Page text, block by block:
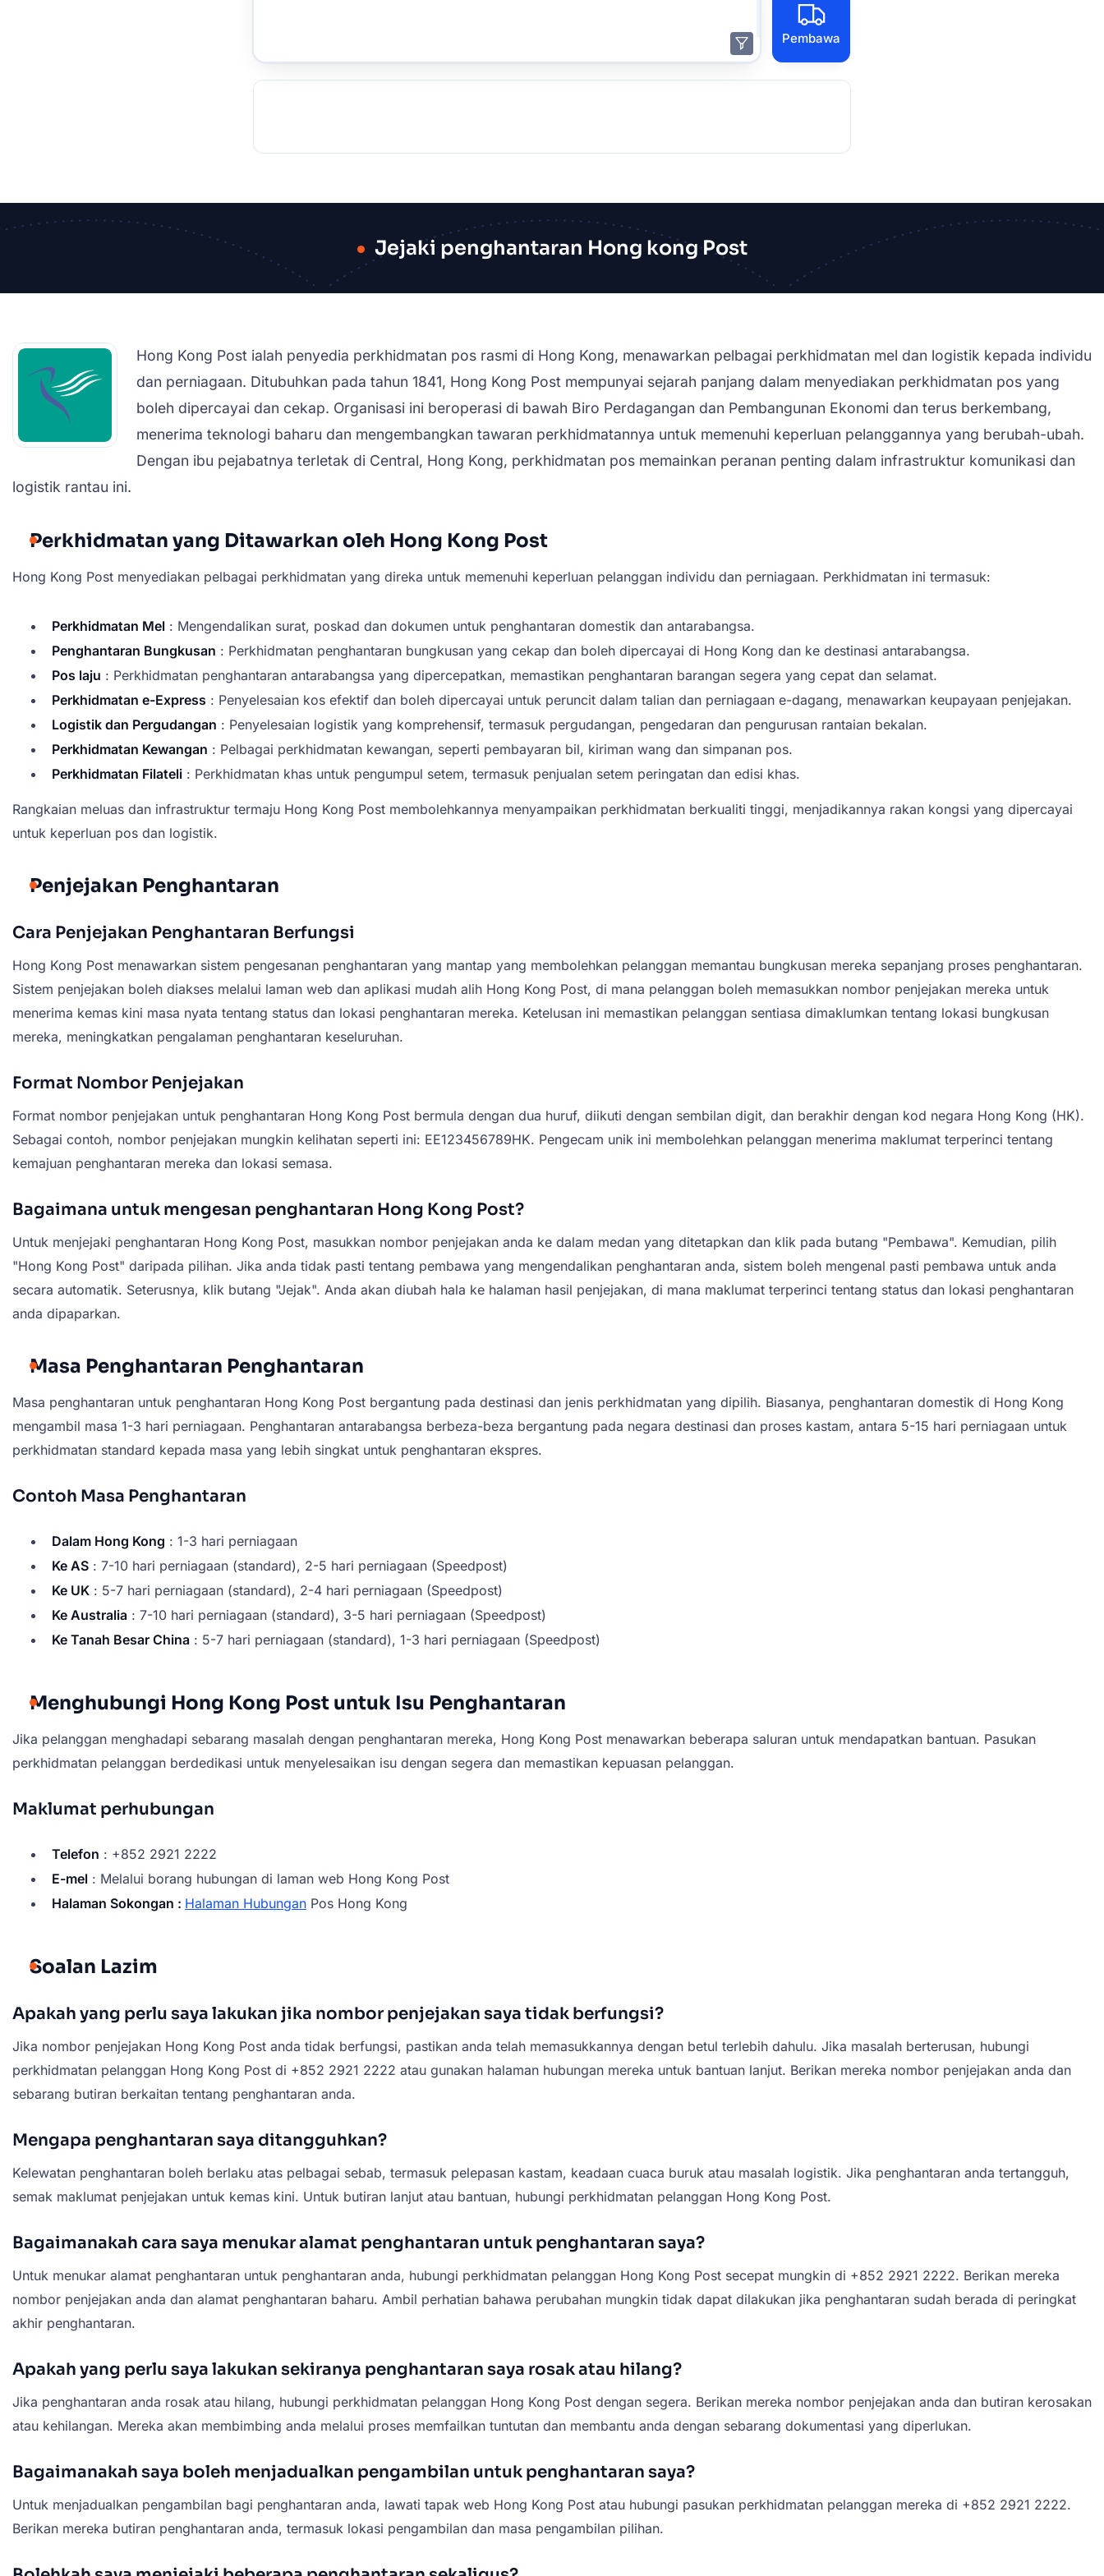
Pembawa
Jejaki penghantaran Hong kong Post
Hong Kong Post ialah penyedia perkhidmatan pos rasmi di Hong Kong, menawarkan pelbagai perkhidmatan mel dan logistik kepada individu
dan perniagaan. Ditubuhkan pada tahun 1841, Hong Kong Post mempunyai sejarah panjang dalam menyediakan perkhidmatan pos yang
boleh dipercayai dan cekap. Organisasi ini beroperasi di bawah Biro Perdagangan dan Pembangunan Ekonomi dan terus berkembang,
menerima teknologi baharu dan mengembangkan tawaran perkhidmatannya untuk memenuhi keperluan pelanggannya yang berubah-ubah.
Dengan ibu pejabatnya terletak di Central, Hong Kong, perkhidmatan pos memainkan peranan penting dalam infrastruktur komunikasi dan
logistik rantau ini.
Perkhidmatan yang Ditawarkan oleh Hong Kong Post
Hong Kong Post menyediakan pelbagai perkhidmatan yang direka untuk memenuhi keperluan pelanggan individu dan perniagaan. Perkhidmatan ini termasuk:
Perkhidmatan Mel : Mengendalikan surat, poskad dan dokumen untuk penghantaran domestik dan antarabangsa.
Penghantaran Bungkusan : Perkhidmatan penghantaran bungkusan yang cekap dan boleh dipercayai di Hong Kong dan ke destinasi antarabangsa.
Pos laju : Perkhidmatan penghantaran antarabangsa yang dipercepatkan, memastikan penghantaran barangan segera yang cepat dan selamat.
Perkhidmatan e-Express : Penyelesaian kos efektif dan boleh dipercayai untuk peruncit dalam talian dan perniagaan e-dagang, menawarkan keupayaan penjejakan.
Logistik dan Pergudangan : Penyelesaian logistik yang komprehensif, termasuk pergudangan, pengedaran dan pengurusan rantaian bekalan.
Perkhidmatan Kewangan : Pelbagai perkhidmatan kewangan, seperti pembayaran bil, kiriman wang dan simpanan pos.
Perkhidmatan Filateli : Perkhidmatan khas untuk pengumpul setem, termasuk penjualan setem peringatan dan edisi khas.
Rangkaian meluas dan infrastruktur termaju Hong Kong Post membolehkannya menyampaikan perkhidmatan berkualiti tinggi, menjadikannya rakan kongsi yang dipercayai
untuk keperluan pos dan logistik.
Penjejakan Penghantaran
Cara Penjejakan Penghantaran Berfungsi
Hong Kong Post menawarkan sistem pengesanan penghantaran yang mantap yang membolehkan pelanggan memantau bungkusan mereka sepanjang proses penghantaran.
Sistem penjejakan boleh diakses melalui laman web dan aplikasi mudah alih Hong Kong Post, di mana pelanggan boleh memasukkan nombor penjejakan mereka untuk
menerima kemas kini masa nyata tentang status dan lokasi penghantaran mereka. Ketelusan ini memastikan pelanggan sentiasa dimaklumkan tentang lokasi bungkusan
mereka, meningkatkan pengalaman penghantaran keseluruhan.
Format Nombor Penjejakan
Format nombor penjejakan untuk penghantaran Hong Kong Post bermula dengan dua huruf, diikuti dengan sembilan digit, dan berakhir dengan kod negara Hong Kong (HK).
Sebagai contoh, nombor penjejakan mungkin kelihatan seperti ini: EE123456789HK. Pengecam unik ini membolehkan pelanggan menerima maklumat terperinci tentang
kemajuan penghantaran mereka dan lokasi semasa.
Bagaimana untuk mengesan penghantaran Hong Kong Post?
Untuk menjejaki penghantaran Hong Kong Post, masukkan nombor penjejakan anda ke dalam medan yang ditetapkan dan klik pada butang "Pembawa". Kemudian, pilih
"Hong Kong Post" daripada pilihan. Jika anda tidak pasti tentang pembawa yang mengendalikan penghantaran anda, sistem boleh mengenal pasti pembawa untuk anda
secara automatik. Seterusnya, klik butang "Jejak". Anda akan diubah hala ke halaman hasil penjejakan, di mana maklumat terperinci tentang status dan lokasi penghantaran
anda dipaparkan.
Masa Penghantaran Penghantaran
Masa penghantaran untuk penghantaran Hong Kong Post bergantung pada destinasi dan jenis perkhidmatan yang dipilih. Biasanya, penghantaran domestik di Hong Kong
mengambil masa 1-3 hari perniagaan. Penghantaran antarabangsa berbeza-beza bergantung pada negara destinasi dan proses kastam, antara 5-15 hari perniagaan untuk
perkhidmatan standard kepada masa yang lebih singkat untuk penghantaran ekspres.
Contoh Masa Penghantaran
Dalam Hong Kong : 1-3 hari perniagaan
Ke AS : 7-10 hari perniagaan (standard), 2-5 hari perniagaan (Speedpost)
Ke UK : 5-7 hari perniagaan (standard), 2-4 hari perniagaan (Speedpost)
Ke Australia : 7-10 hari perniagaan (standard), 3-5 hari perniagaan (Speedpost)
Ke Tanah Besar China : 5-7 hari perniagaan (standard), 1-3 hari perniagaan (Speedpost)
Menghubungi Hong Kong Post untuk Isu Penghantaran
Jika pelanggan menghadapi sebarang masalah dengan penghantaran mereka, Hong Kong Post menawarkan beberapa saluran untuk mendapatkan bantuan. Pasukan
perkhidmatan pelanggan berdedikasi untuk menyelesaikan isu dengan segera dan memastikan kepuasan pelanggan.
Maklumat perhubungan
Telefon : +852 2921 2222
E-mel : Melalui borang hubungan di laman web Hong Kong Post
Halaman Sokongan : Halaman Hubungan Pos Hong Kong
Soalan Lazim
Apakah yang perlu saya lakukan jika nombor penjejakan saya tidak berfungsi?
Jika nombor penjejakan Hong Kong Post anda tidak berfungsi, pastikan anda telah memasukkannya dengan betul terlebih dahulu. Jika masalah berterusan, hubungi
perkhidmatan pelanggan Hong Kong Post di +852 2921 2222 atau gunakan halaman hubungan mereka untuk bantuan lanjut. Berikan mereka nombor penjejakan anda dan
sebarang butiran berkaitan tentang penghantaran anda.
Mengapa penghantaran saya ditangguhkan?
Kelewatan penghantaran boleh berlaku atas pelbagai sebab, termasuk pelepasan kastam, keadaan cuaca buruk atau masalah logistik. Jika penghantaran anda tertangguh,
semak maklumat penjejakan untuk kemas kini. Untuk butiran lanjut atau bantuan, hubungi perkhidmatan pelanggan Hong Kong Post.
Bagaimanakah cara saya menukar alamat penghantaran untuk penghantaran saya?
Untuk menukar alamat penghantaran untuk penghantaran anda, hubungi perkhidmatan pelanggan Hong Kong Post secepat mungkin di +852 2921 2222. Berikan mereka
nombor penjejakan anda dan alamat penghantaran baharu. Ambil perhatian bahawa perubahan mungkin tidak dapat dilakukan jika penghantaran sudah berada di peringkat
akhir penghantaran.
Apakah yang perlu saya lakukan sekiranya penghantaran saya rosak atau hilang?
Jika penghantaran anda rosak atau hilang, hubungi perkhidmatan pelanggan Hong Kong Post dengan segera. Berikan mereka nombor penjejakan anda dan butiran kerosakan
atau kehilangan. Mereka akan membimbing anda melalui proses memfailkan tuntutan dan membantu anda dengan sebarang dokumentasi yang diperlukan.
Bagaimanakah saya boleh menjadualkan pengambilan untuk penghantaran saya?
Untuk menjadualkan pengambilan bagi penghantaran anda, lawati tapak web Hong Kong Post atau hubungi pasukan perkhidmatan pelanggan mereka di +852 2921 2222.
Berikan mereka butiran penghantaran anda, termasuk lokasi pengambilan dan masa pengambilan pilihan.